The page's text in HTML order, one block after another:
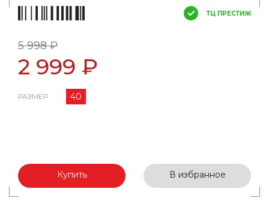
ТЦ ПРЕСТИЖ
5 998 ₽
2 999 ₽
РАЗМЕР 40
Купить В избранное